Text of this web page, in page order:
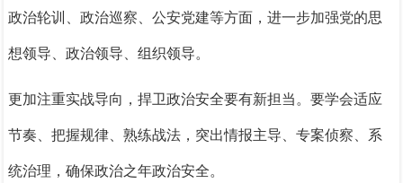
政治轮训、政治巡察、公安党建等方面，进一步加强党的思
想领导、政治领导、组织领导。
更加注重实战导向，捍卫政治安全要有新担当。要学会适应
节奏、把握规律、熟练战法，突出情报主导、专案侦察、系
统治理，确保政治之年政治安全。